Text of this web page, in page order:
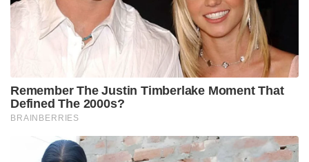
Remember The Justin Timberlake Moment That
Defined The 2000s?
BRAINBERRIES